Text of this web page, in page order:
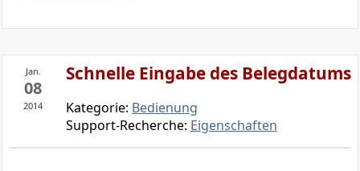
Jan.
08
2014
Schnelle Eingabe des Belegdatums
Kategorie: Bedienung
Support-Recherche: Eigenschaften